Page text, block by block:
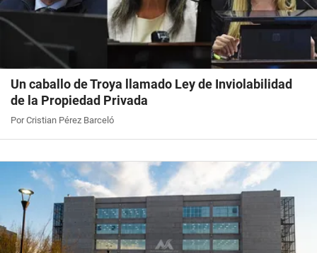
Un caballo de Troya llamado Ley de Inviolabilidad
de la Propiedad Privada
Por Cristian Pérez Barceló